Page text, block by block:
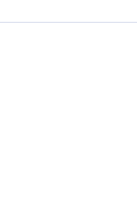
primeros